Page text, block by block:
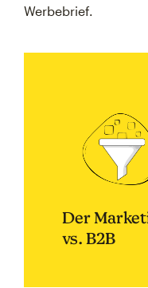
Werbebrief.
Der
vs. B2B